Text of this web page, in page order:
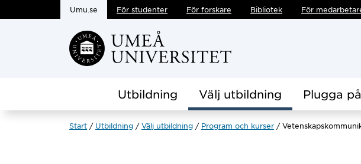
Hoppa direkt till innehållet
Umu.se För studenter För forskare Bibliotek För
Utbildning Välj utbildning Plugga
Start Utbildning Välj utbildning Program och kurser